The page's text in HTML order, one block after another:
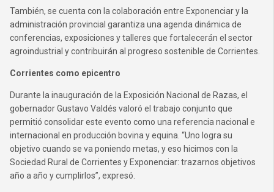
También, se cuenta con la colaboración entre Exponenciar y la
administración provincial garantiza una agenda dinámica de
conferencias, exposiciones y talleres que fortalecerán el sector
agroindustrial y contribuirán al progreso sostenible de Corrientes.
Corrientes como epicentro
Durante la inauguración de la Exposición Nacional de Razas, el
gobernador Gustavo Valdés valoró el trabajo conjunto que
permitió consolidar este evento como una referencia nacional e
internacional en producción bovina y equina. “Uno logra su
objetivo cuando se va poniendo metas, y eso hicimos con la
Sociedad Rural de Corrientes y Exponenciar: trazarnos objetivos
año a año y cumplirlos”, expresó.